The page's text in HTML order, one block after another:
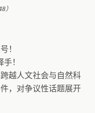
）
！
！
越人文社会与自然科
，对争议性话题展开